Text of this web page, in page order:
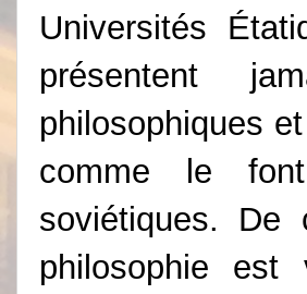
Universités
présentent
philosophiques
comme le
soviétiques. De
philosophie